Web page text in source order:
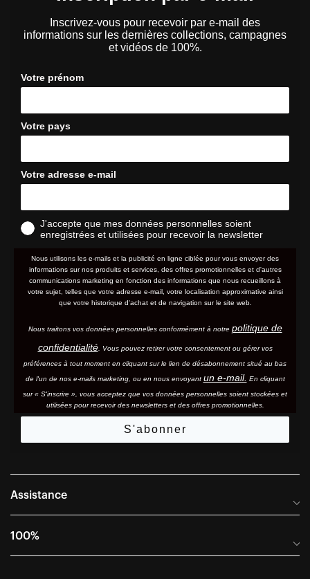
Inscrivez-vous pour recevoir par e-mail des
informations sur les dernières collections, campagnes
et vidéos de 100%.
Votre prénom
Votre pays
Votre adresse e-mail
J'accepte que mes données personnelles soient
enregistrées et utilisées pour recevoir la newsletter
Nous utilisons les e-mails et la publicité en ligne ciblée pour vous envoyer des
informations sur nos produits et services, des offres promotionnelles et d'autres
communications marketing en fonction des informations que nous recueillons à
votre sujet, telles que votre adresse e-mail, votre localisation approximative ainsi
que votre historique d'achat et de navigation sur le site web.
Nous traitons vos données personnelles conformément à notre politique de
confidentialité. Vous pouvez retirer votre consentement ou gérer vos
préférences à tout moment en cliquant sur le lien de désabonnement situé au bas
de l'un de nos e-mails marketing, ou en nous envoyant un e-mail. En cliquant
sur « S'inscrire », vous acceptez que vos données personnelles soient stockées et
utilisées pour recevoir des newsletters et des offres promotionnelles.
S'abonner
Assistance
Foire aux questions
100%